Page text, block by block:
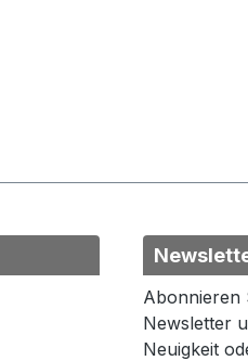
Abonnieren
Newsletter
Neuigkeit